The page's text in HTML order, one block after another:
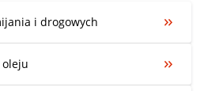
i drogowych